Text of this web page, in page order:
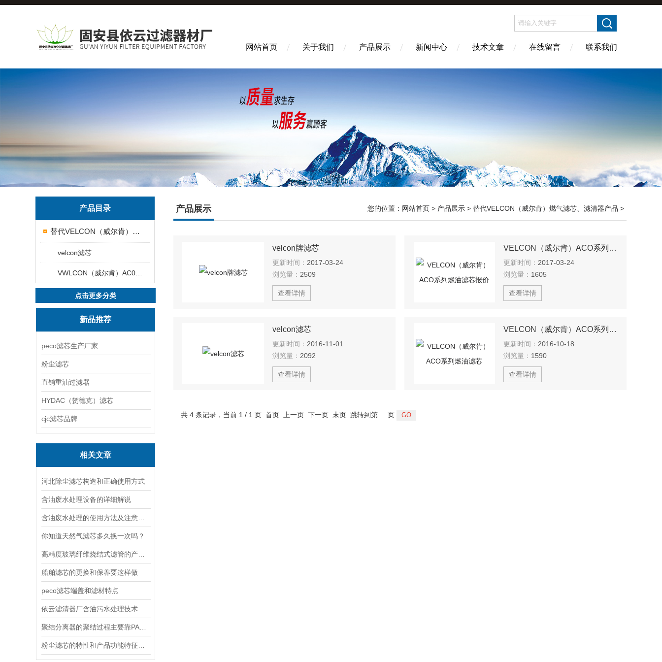
网站首页 关于我们 产品展示 新闻中心 技术文章 在线留言 联系我们
产品目录
替代VELCON（威尔肯）燃气滤芯、滤清器产品
velcon滤芯
点击更多分类
新品推荐
peco滤芯生产厂家
粉尘滤芯
直销重油过滤器
HYDAC（贺德克）滤芯
cjc滤芯品牌
相关文章
河北除尘滤芯构造和正确使用方式
含油废水处理设备的详细解说
你知道天然气滤芯多久换一次吗？
船舶滤芯的更换和保养要这样做
peco滤芯端盖和滤材特点
依云滤清器厂含油污水处理技术
产品展示 您的位置： 网站首页 > 产品展示 > 替代VELCON（威尔肯）燃气滤芯、滤清器产品 >
velcon牌滤芯
更新时间： 2017-03-24
浏览量： 2509
查看详情
VELCON（威尔肯）ACO系列燃油滤芯报价
更新时间： 2017-03-24
浏览量： 1605
查看详情
velcon滤芯
更新时间： 2016-11-01
浏览量： 2092
查看详情
VELCON（威尔肯）ACO系列燃油滤芯
更新时间： 2016-10-18
浏览量： 1590
查看详情
共 4 条记录，当前 1 / 1 页 首页 上一页 下一页 末页 跳转到第 页